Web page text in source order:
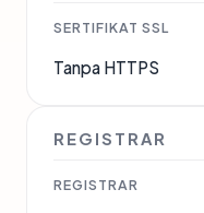
SERTIFIKAT SSL
Tanpa HTTPS
REGISTRAR
REGISTRAR